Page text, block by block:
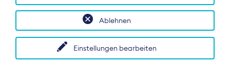
© 2026 BDZV. All rights reserved.
Einstellungen bearbeiten
Ablehnen